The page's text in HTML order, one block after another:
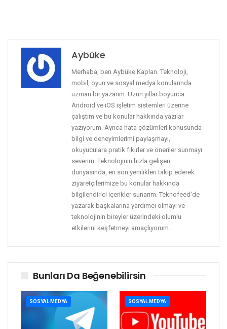
Aybüke
Merhaba, ben Aybüke Kaplan. Teknoloji,
mobil, oyun ve sosyal medya konularında
uzman bir yazarım. Uzun yıllar boyunca
Android ve iOS işletim sistemleri üzerine
çalıştım ve bu konular hakkında yazılar
yazıyorum. Ayrıca hata çözümleri konusunda
bilgi ve deneyimlerimi paylaşmayı,
okuyuculara pratik fikirler ve öneriler sunmayı
severim. Teknolojinin hızla gelişen
dünyasında, en son yenilikleri takip ederek
ziyaretçilerimize bu konular hakkında
bilgilendirici içerikler sunarım. Teknofeed'de
yazarak başkalarına yardımcı olmayı ve
teknolojinin bireyler üzerindeki olumlu
etkilerini keşfetmeyi amaçlıyorum.
Bunları Da Beğenebilirsin
SOSYAL MEDYA SOSYAL MEDYA